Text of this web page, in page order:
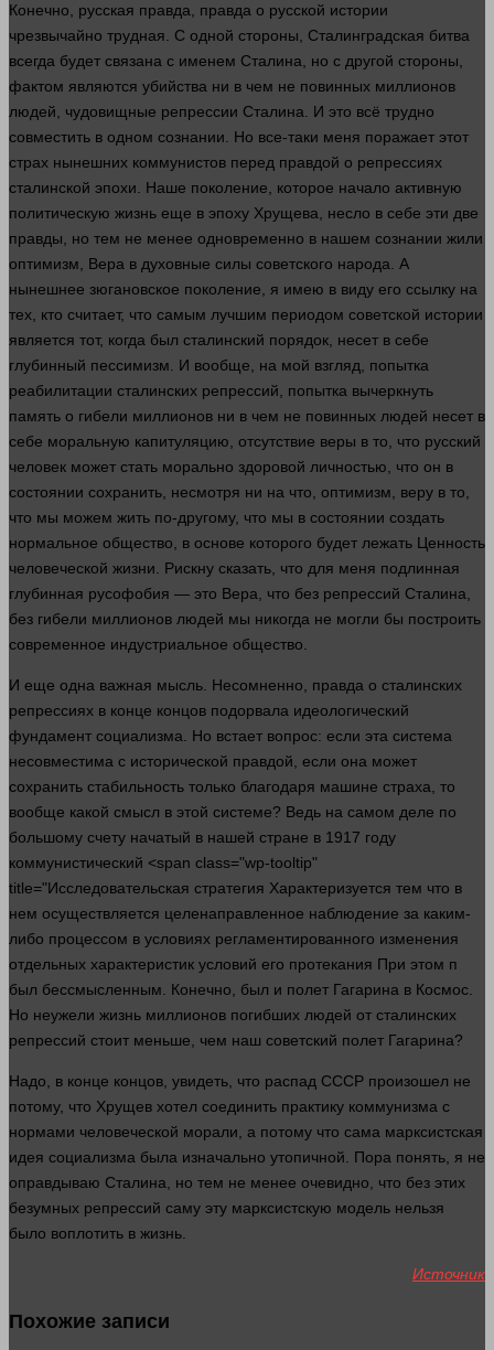
Конечно, русская правда правда о русской истории
чрезвычайно трудная. С одной стороны , Сталинградская битва
всегда будет связана с именем Сталина, но с другой стороны
фактом являются убийства ни в чем не повинных миллионов
людей , чудовищные репрессии Сталина. И это всё трудно
совместить в одном сознании. Но все-таки меня поражает этот
страх нынешних коммунистов перед правдой о репрессиях
сталинской эпохи. Наше поколение, которое начало активную
политическую жизнь еще в эпоху Хрущева, несло в себе эти две
правды, но тем не менее одновременно в нашем сознании жили
оптимизм, Вера в духовные силы советского народа. А
нынешнее зюгановское поколение, я имею в виду его ссылку на
тех, кто считает, что самым лучшим периодом советской истории
является тот, когда был сталинский порядок , несет в себе
глубинный пессимизм. И вообще, на мой взгляд , попытка
реабилитации сталинских репрессий, попытка вычеркнуть
память о гибели миллионов ни в чем не повинных людей несет в
себе моральную капитуляцию, отсутствие веры в то, что русский
человек может стать морально здоровой личностью , что он в
состоянии сохранить, несмотря ни на что, оптимизм, веру в то,
что мы можем жить по-другому, что мы в состоянии создать
нормальное общество , в основе которого будет лежать Ценность
человеческой жизни . Рискну сказать , что для меня подлинная
глубинная русофобия — это Вера , что без репрессий Сталина,
без гибели миллионов людей мы никогда не могли бы построить
современное индустриальное общество
И еще одна важная мысль. Несомненно, правда о сталинских
репрессиях в конце концов подорвала идеологический
фундамент социализма. Но встает вопрос: если эта система
несовместима с исторической правдой, если она может
сохранить стабильность только благодаря машине страха, то
вообще какой смысл в этой системе? Ведь на самом деле по
большому счету начатый в нашей стране в 1917 году
коммунистический <span class="wp-tooltip"
title="Исследовательская стратегия Характеризуется тем что в
нем осуществляется целенаправленное наблюдение за каким-
либо процессом в условиях регламентированного изменения
отдельных характеристик условий его протекания При этом п
был бессмысленным. Конечно, был и полет Гагарина в Космос
Но неужели жизнь миллионов погибших людей от сталинских
репрессий стоит меньше, чем наш советский полет Гагарина?
Надо, в конце концов, увидеть, что распад СССР произошел не
потому, что Хрущев хотел соединить практику коммунизма с
нормами человеческой морали, а потому что сама марксистская
идея социализма была изначально утопичной. Пора понять , я не
оправдываю Сталина, но тем не менее очевидно, что без этих
безумных репрессий саму эту марксистскую модель нельзя
было воплотить в жизнь
Источник
Похожие записи